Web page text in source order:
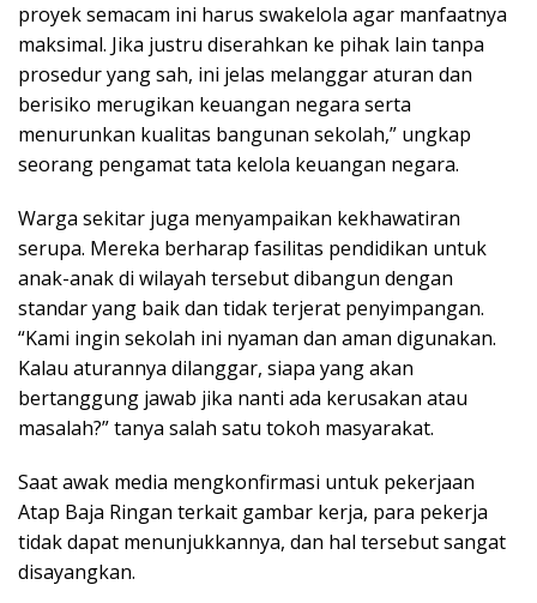
proyek semacam ini harus swakelola agar manfaatnya
maksimal. Jika justru diserahkan ke pihak lain tanpa
prosedur yang sah, ini jelas melanggar aturan dan
berisiko merugikan keuangan negara serta
menurunkan kualitas bangunan sekolah,” ungkap
seorang pengamat tata kelola keuangan negara.
Warga sekitar juga menyampaikan kekhawatiran
serupa. Mereka berharap fasilitas pendidikan untuk
anak-anak di wilayah tersebut dibangun dengan
standar yang baik dan tidak terjerat penyimpangan.
“Kami ingin sekolah ini nyaman dan aman digunakan.
Kalau aturannya dilanggar, siapa yang akan
bertanggung jawab jika nanti ada kerusakan atau
masalah?” tanya salah satu tokoh masyarakat.
Saat awak media mengkonfirmasi untuk pekerjaan
Atap Baja Ringan terkait gambar kerja, para pekerja
tidak dapat menunjukkannya, dan hal tersebut sangat
disayangkan.